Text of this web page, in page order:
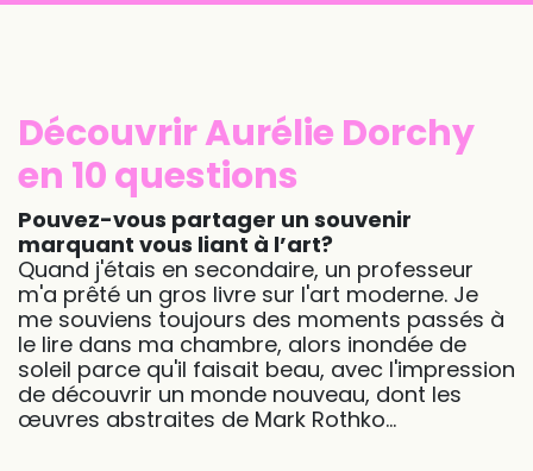
Découvrir Aurélie Dorchy
en 10 questions
Pouvez-vous partager un souvenir
marquant vous liant à l’art?
Quand j'étais en secondaire, un professeur
m'a prêté un gros livre sur l'art moderne. Je
me souviens toujours des moments passés à
le lire dans ma chambre, alors inondée de
soleil parce qu'il faisait beau, avec l'impression
de découvrir un monde nouveau, dont les
œuvres abstraites de Mark Rothko...